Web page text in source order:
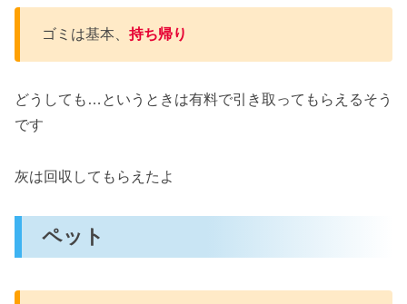
ゴミは基本、 持ち帰り
どうしても…というときは有料で引き取ってもらえるそう
です
灰は回収してもらえたよ
ペット